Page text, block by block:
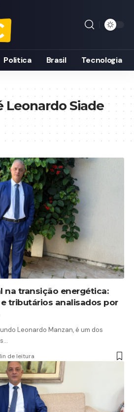
Politica Brasil Tecnologia
Leonardo Siade
na transição energética:
tributários analisados por
Leonardo Manzan, é um dos
de leitura